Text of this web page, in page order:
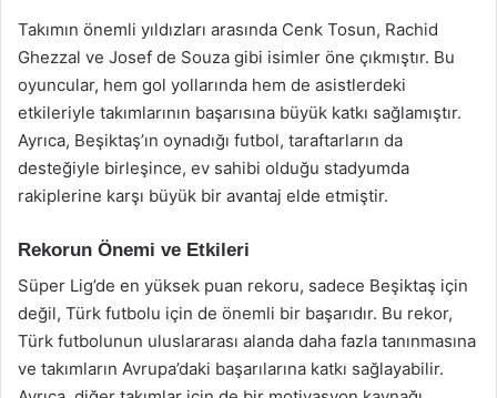
Takımın önemli yıldızları arasında Cenk Tosun, Rachid
Ghezzal ve Josef de Souza gibi isimler öne çıkmıştır. Bu
oyuncular, hem gol yollarında hem de asistlerdeki
etkileriyle takımlarının başarısına büyük katkı sağlamıştır.
Ayrıca, Beşiktaş’ın oynadığı futbol, taraftarların da
desteğiyle birleşince, ev sahibi olduğu stadyumda
rakiplerine karşı büyük bir avantaj elde etmiştir.
Rekorun Önemi ve Etkileri
Süper Lig’de en yüksek puan rekoru, sadece Beşiktaş için
değil, Türk futbolu için de önemli bir başarıdır. Bu rekor,
Türk futbolunun uluslararası alanda daha fazla tanınmasına
ve takımların Avrupa’daki başarılarına katkı sağlayabilir.